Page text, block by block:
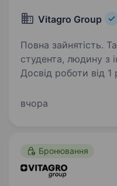
Vitagro Group
Повна зайнятість.
студента, людину з
Досвід роботи від 1 року. Група
садівництво,
…
вчора
Бронювання